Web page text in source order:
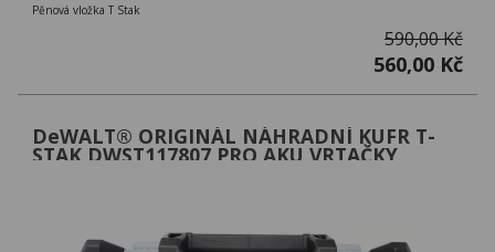
Pěnová vložka T Stak
590,00 Kč
560,00 Kč
DeWALT® ORIGINÁL NÁHRADNÍ KUFR T-
STAK DWST117807 PRO AKU VRTAČKY